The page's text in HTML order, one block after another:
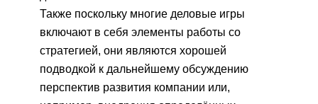
Также поскольку многие деловые игры
включают в себя элементы работы со
стратегией, они являются хорошей
подводкой к дальнейшему обсуждению
перспектив развития компании или,